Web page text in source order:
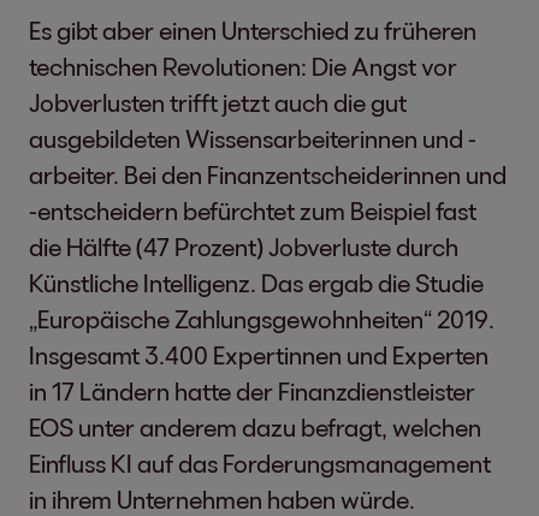
Es gibt aber einen Unterschied zu früheren
technischen Revolutionen: Die Angst vor
Jobverlusten trifft jetzt auch die gut
ausgebildeten Wissensarbeiterinnen und -
arbeiter. Bei den Finanzentscheiderinnen und
-entscheidern befürchtet zum Beispiel fast
die Hälfte (47 Prozent) Jobverluste durch
Künstliche Intelligenz. Das ergab die Studie
„Europäische Zahlungsgewohnheiten“ 2019.
Insgesamt 3.400 Expertinnen und Experten
in 17 Ländern hatte der Finanzdienstleister
EOS unter anderem dazu befragt, welchen
Einfluss KI auf das Forderungsmanagement
in ihrem Unternehmen haben würde.